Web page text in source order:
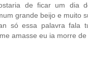
de ficar um dia
grande beijo e muito
só essa palavra fala
amasse eu ia morre de